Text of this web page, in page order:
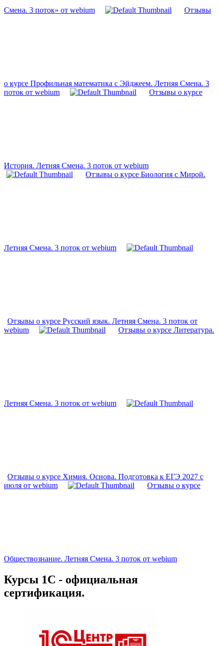
Смена. 3 поток» от webium Отзывы
о курсе Профильная математика с Эйджеем. Летняя Смена. 3
поток от webium
Отзывы о курсе
История. Летняя Смена. 3 поток от webium
Отзывы о курсе Биология с Мирой.
Летняя Смена. 3 поток от webium
Отзывы о курсе Русский язык. Летняя Смена. 3 поток от
webium
Отзывы о курсе Литература.
Летняя Смена. 3 поток от webium
Отзывы о курсе Химия. Основа. Подготовка к ЕГЭ 2027 с
июля от webium
Отзывы о курсе
Обществознание. Летняя Смена. 3 поток от webium
Курсы 1С - официальная
сертификация.